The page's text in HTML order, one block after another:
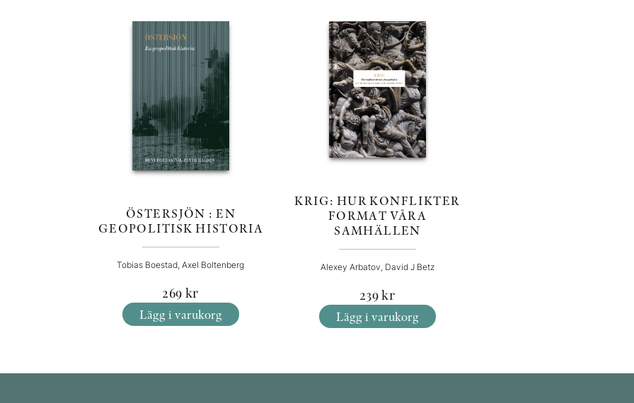
ÖSTERSJÖN : EN
GEOPOLITISK HISTORIA
Tobias Boestad, Axel Boltenberg
269 kr
Lägg i varukorg
KRIG: HUR KONFLIKTER
FORMAT VÅRA
SAMHÄLLEN
Alexey Arbatov, David J Betz
239kr
Lägg i varukorg